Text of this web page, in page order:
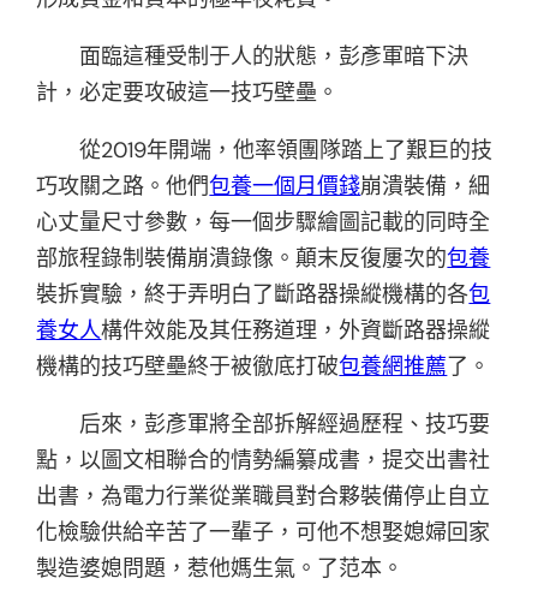
面臨這種受制于人的狀態，彭彥軍暗下決
計，必定要攻破這一技巧壁壘。
從2019年開端，他率領團隊踏上了艱巨的技
巧攻關之路。他們包養一個月價錢崩潰裝備，細
心丈量尺寸參數，每一個步驟繪圖記載的同時全
部旅程錄制裝備崩潰錄像。顛末反復屢次的包養
裝拆實驗，終于弄明白了斷路器操縱機構的各包
養女人構件效能及其任務道理，外資斷路器操縱
機構的技巧壁壘終于被徹底打破包養網推薦了。
后來，彭彥軍將全部拆解經過歷程、技巧要
點，以圖文相聯合的情勢編纂成書，提交出書社
出書，為電力行業從業職員對合夥裝備停止自立
化檢驗供給辛苦了一輩子，可他不想娶媳婦回家
製造婆媳問題，惹他媽生氣。了范本。